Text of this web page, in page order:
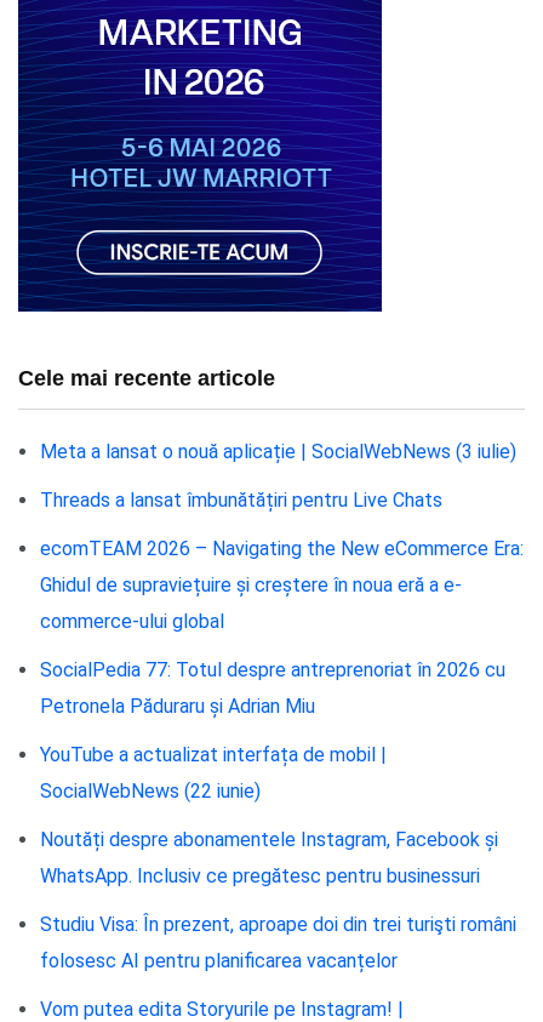
Cele mai recente articole
Meta a lansat o nouă aplicație | SocialWebNews (3 iulie)
Threads a lansat îmbunătățiri pentru Live Chats
ecomTEAM 2026 – Navigating the New eCommerce Era:
Ghidul de supraviețuire și creștere în noua eră a e-
commerce-ului global
SocialPedia 77: Totul despre antreprenoriat în 2026 cu
Petronela Păduraru și Adrian Miu
YouTube a actualizat interfața de mobil |
SocialWebNews (22 iunie)
Noutăți despre abonamentele Instagram, Facebook și
WhatsApp. Inclusiv ce pregătesc pentru businessuri
Studiu Visa: În prezent, aproape doi din trei turişti români
folosesc AI pentru planificarea vacanțelor
Vom putea edita Storyurile pe Instagram! |